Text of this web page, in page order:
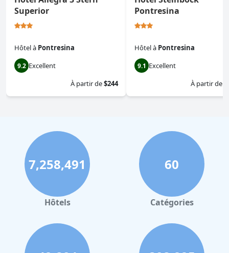
Superior
Hôtelà Pontresina
9.2 Excellent
À partir de$244
Pontresina
Hôtelà Pontresina
9.1 Excellent
À partir de
7,258,491
Hôtels
60
Catégories